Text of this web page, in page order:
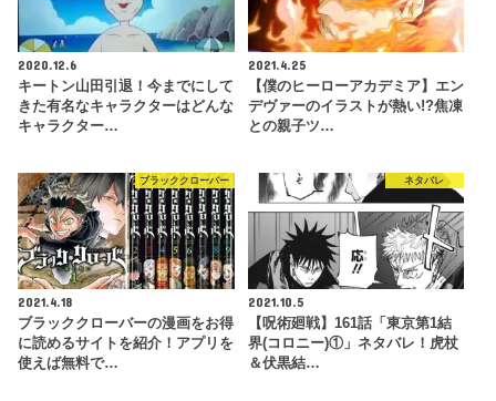
2020.12.6
キートン山田引退！今までにして
きた有名なキャラクターはどんな
キャラクター…
2021.4.25
【僕のヒーローアカデミア】エン
デヴァーのイラストが熱い!?焦凍
との親子ツ…
ブラッククローバー
2021.4.18
ブラッククローバーの漫画をお得
に読めるサイトを紹介！アプリを
使えば無料で…
ネタバレ
2021.10.5
【呪術廻戦】161話「東京第1結
界(コロニー)①」ネタバレ！虎杖
＆伏黒結…